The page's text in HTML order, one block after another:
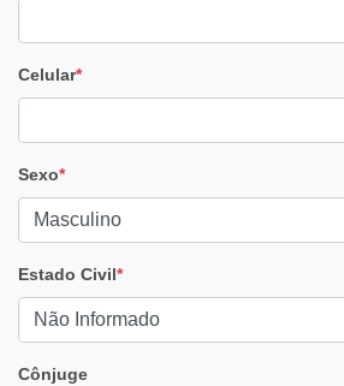
Celular*
Sexo*
Estado Civil*
Cônjuge